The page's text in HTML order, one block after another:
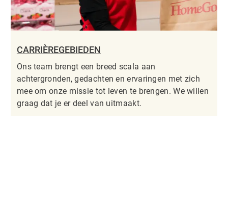
CARRIÈREGEBIEDEN
Ons team brengt een breed scala aan
achtergronden, gedachten en ervaringen met zich
mee om onze missie tot leven te brengen. We willen
graag dat je er deel van uitmaakt.